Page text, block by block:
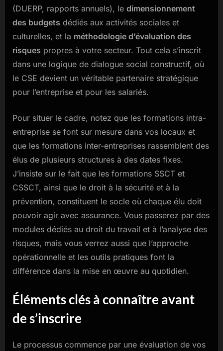
(DUERP, rapports annuels), le dimensionnement
des budgets dédiés aux activités sociales et
culturelles, et la méthodologie d’évaluation des
risques propres à votre secteur. Tout cela s’inscrit
dans une logique de dialogue social constructif, où
le CSE devient un véritable partenaire stratégique
pour l’entreprise et pour les salariés.
Pour situer le cadre, notez que les formations intra-
entreprise se font sur mesure dans vos locaux et
que les formations inter-entreprises rassemblent des
élus de plusieurs structures à des dates fixes.
J’insiste sur le fait que les formations SSCT et
CSSCT, ainsi que le droit à la sécurité et à la
prévention, constituent le socle où chaque élu doit
pouvoir agir avec assurance. Vous passerez par des
modules dédiés au droit du travail et à l’analyse des
risques, mais vous verrez aussi que l’approche
opérationnelle et les outils pratiques font la
différence dans la mise en œuvre au quotidien.
Éléments clés à connaître avant
de s’inscrire
Le processus commence par une évaluation de vos